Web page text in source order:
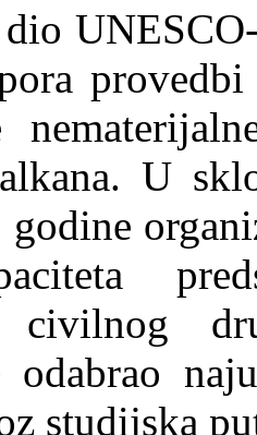
U
civilnog
studijska